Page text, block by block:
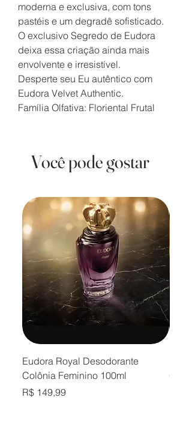
moderna e exclusiva, com tons
pastéis e um degradê sofisticado.
O exclusivo Segredo de Eudora
deixa essa criação ainda mais
envolvente e irresistível.
Desperte seu Eu autêntico com
Eudora Velvet Authentic.
Família Olfativa: Floriental Frutal
Você pode gostar
Eudora Royal Desodorante
Colônia Feminino 100ml
Preço
R$ 149,99